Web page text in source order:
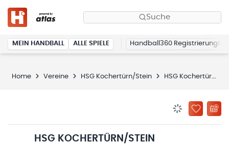
Suche
MEIN HANDBALL ALLE SPIELE Handball360 Registrierung
Home Vereine HSG Kochertürn/Stein HSG Kochertürn/Stein
ZU
HSG KOCHERTÜRN/STEIN